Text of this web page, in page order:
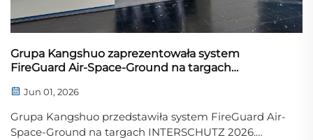
Grupa Kangshuo zaprezentowała system
FireGuard Air-Space-Ground na targach
Jun 01, 2026
Grupa Kangshuo przedstawiła system FireGuard Air-
Space-Ground na targach INTERSCHUTZ 2026.